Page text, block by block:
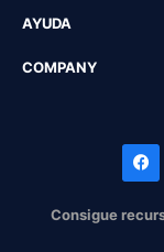
AYUDA
COMPANY
Consigue